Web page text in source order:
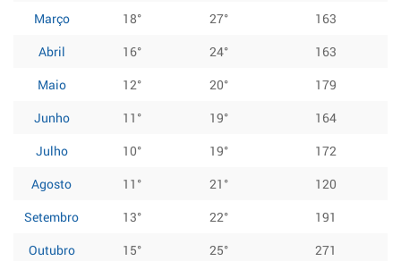
Março
18° 27°
163
Abril
16° 24°
163
Maio
12° 20°
179
Junho
11° 19°
164
Julho
10° 19°
172
Agosto
11° 21°
120
Setembro
13° 22°
191
Outubro
15° 25°
271